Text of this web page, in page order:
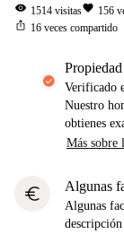
visibility 1514 visitasfavorite 156
ios_share 16 veces compartido
Verificado
Nuestro
obtienes
Más sobre
euro Algunas
Algunas